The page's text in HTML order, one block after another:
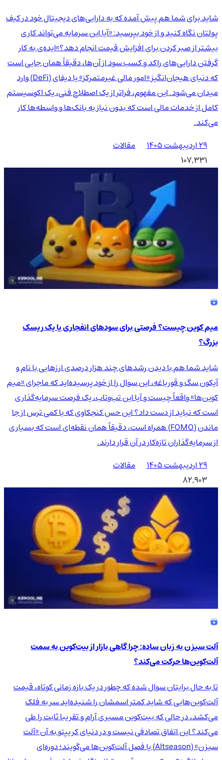
شاید برای شما هم پیش آمده که به دارایی‌های دیجیتال خود در کیف
پولتان نگاه کنید و از خود بپرسید: «آیا این سرمایه می‌تواند کاری
بیشتر از صبر کردن برای افزایش قیمت انجام دهد؟»ایده‌ی به کار
گرفتن دارایی‌های راکد و کسب سود از آن‌ها، دقیقاً همان جایی است
که دنیای هیجان‌انگیز «امور مالی غیرمتمرکز» یا دیفای (DeFi) وارد
میدان می‌شود. این مفهوم، فراتر از یک اصطلاح فنی، یک اکوسیستم
کامل از خدمات مالی است که بدون نیاز به بانک‌ها و واسطه‌ها کار
می‌کند.
۲۹ اردیبهشت ۱۴۰۵
مقالات
107,331
میم کوین چیست؟ فرصتی برای سودهای انفجاری یا یک ریسک
بزرگ؟
شاید شما هم با دیدن رشدهای چند هزار درصدی ارزهایی با نام و
آیکون سگ و قورباغه، این سوال را از خود پرسیده‌اید که ماجرای «میم
کوین‌ها» واقعاً چیست و آیا این تب‌وتاب، یک فرصت سرمایه‌گذاری
است که نباید از دست داد؟ این حس کنجکاوی که با کمی ترس از جا
ماندن (FOMO) همراه است، دقیقاً همان نقطه‌ای است که بسیاری
از سرمایه‌گذاران تازه‌کار در آن قرار دارند.
۲۹ اردیبهشت ۱۴۰۵
مقالات
82,903
آلت سیزن به زبان ساده: چرا گاهی بازار از بیت‌کوین به سمت
آلت‌کوین‌ها حرکت می‌کند؟
تا به حال برایتان سوال شده که چطور در یک بازه زمانی کوتاه، قیمت
آلت‌کوین‌هایی که شاید کمتر اسمشان را شنیده‌اید سر به فلک
می‌کشد، در حالی که بیت‌کوین مسیری آرام و تقریبا ثابت را طی
می‌کند؟ این اتفاق تصادفی نیست و در دنیای کریپتو به آن «آلت
سیزن» (Altseason) یا فصل آلت‌کوین‌ها می‌گویند؛ دوره‌ای